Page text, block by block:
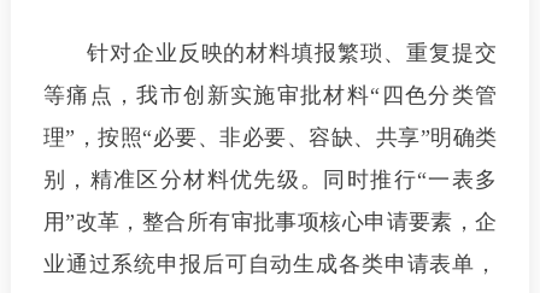
针对企业反映的材料填报繁琐、重复提交
等痛点，我市创新实施审批材料“四色分类管
理”，按照“必要、非必要、容缺、共享”明确类
别，精准区分材料优先级。同时推行“一表多
用”改革，整合所有审批事项核心申请要素，企
业通过系统申报后可自动生成各类申请表单，